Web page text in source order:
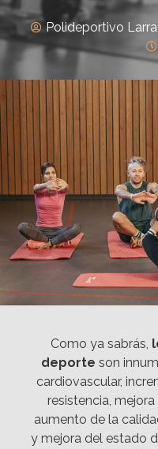
Polideportivo
Como ya sabrás,
deporte son
cardiovascular,
resistencia,
aumento de la
y mejora del estado